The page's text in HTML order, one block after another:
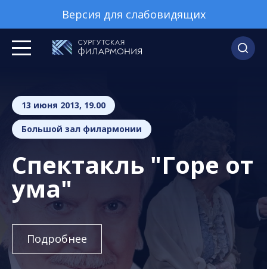
Версия для слабовидящих
13 июня 2013, 19.00
Большой зал филармонии
Спектакль "Горе от
ума"
Подробнее